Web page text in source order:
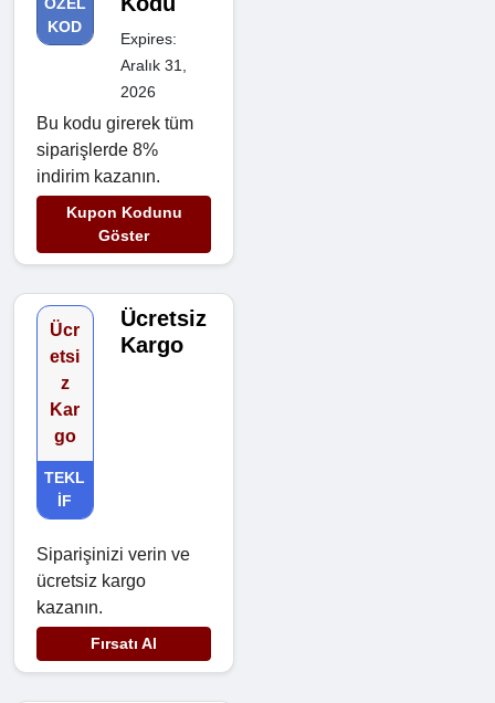
KOD
Expires:
Aralık 31,
2026
Bu kodu girerek tüm
siparişlerde 8%
indirim kazanın.
Kupon Kodunu
Göster
Ücr
etsi
z
Kar
go
TEKL
IF
Ücretsiz
Kargo
Siparişinizi verin ve
ücretsiz kargo
kazanın.
Fırsatı Al